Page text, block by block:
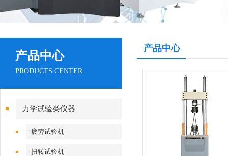
产品中心
PRODUCTS CENTER
力学试验类仪器
疲劳试验机
扭转试验机
产品中心